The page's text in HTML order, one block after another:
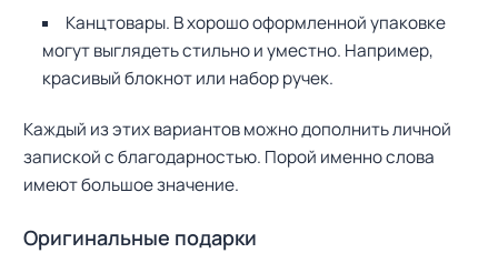
Канцтовары. В хорошо оформленной упаковке
могут выглядеть стильно и уместно. Например,
красивый блокнот или набор ручек.
Каждый из этих вариантов можно дополнить личной
запиской с благодарностью. Порой именно слова
имеют большое значение.
Оригинальные подарки